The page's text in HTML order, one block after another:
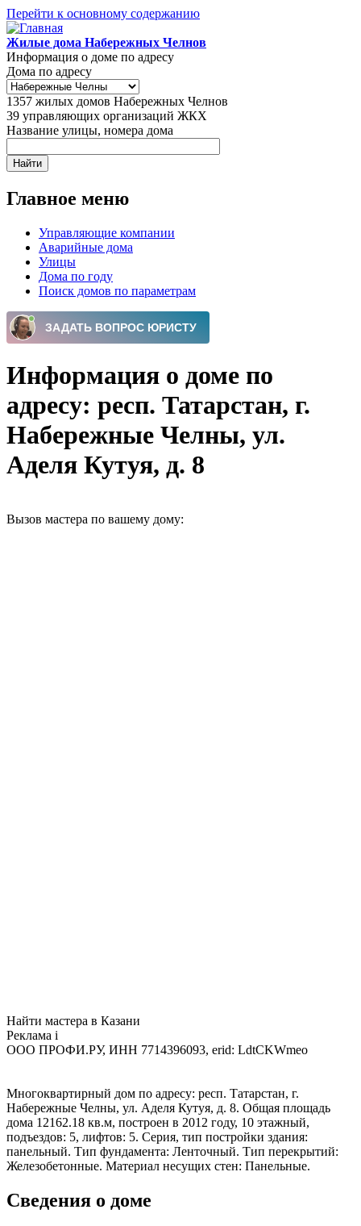
Перейти к основному содержанию
Жилые дома Набережных Челнов
Информация о доме по адресу
Дома по адресу
1357 жилых домов Набережных Челнов
39 управляющих организаций ЖКХ
Название улицы, номера дома
Главное меню
Управляющие компании
Аварийные дома
Улицы
Дома по году
Поиск домов по параметрам
Информация о доме по
адресу: респ. Татарстан, г.
Набережные Челны, ул.
Аделя Кутуя, д. 8
Вызов мастера по вашему дому:
Найти мастера в Казани
Реклама i
ООО ПРОФИ.РУ, ИНН 7714396093, erid: LdtCKWmeo
Многоквартирный дом по адресу: респ. Татарстан, г.
Набережные Челны, ул. Аделя Кутуя, д. 8. Общая площадь
дома 12162.18 кв.м, построен в 2012 году, 10 этажный,
подъездов: 5, лифтов: 5. Серия, тип постройки здания:
панельный. Тип фундамента: Ленточный. Тип перекрытий:
Железобетонные. Материал несущих стен: Панельные.
Сведения о доме